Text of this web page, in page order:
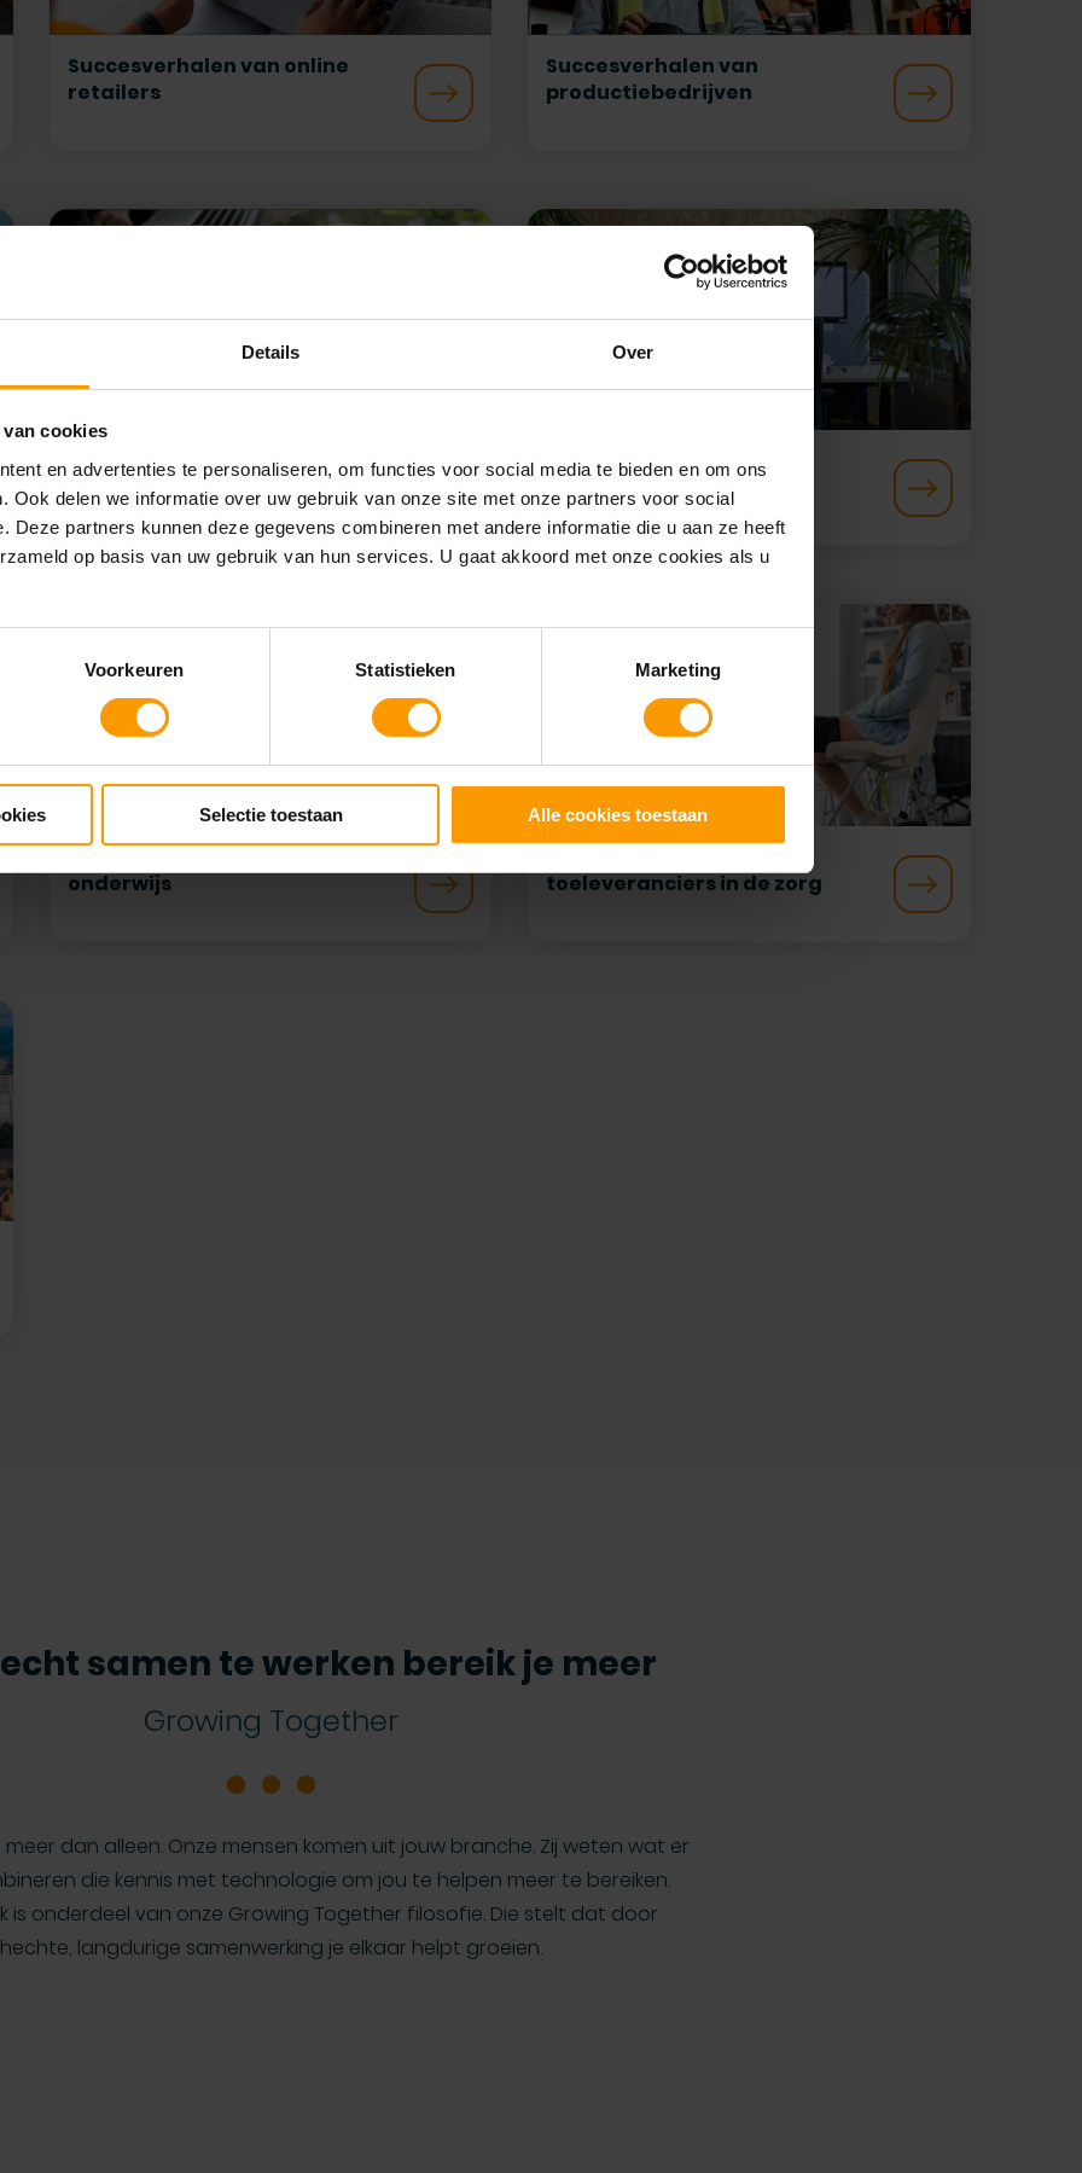
Details Over
cookies
en advertenties te personaliseren, om functies voor social media te bieden en om ons
Ook delen we informatie over uw gebruik van onze site met onze partners voor social
Deze partners kunnen deze gegevens combineren met andere informatie die u aan ze heeft
op basis van uw gebruik van hun services. U gaat akkoord met onze cookies als u
Voorkeuren Statistieken Marketing
Selectie toestaan Alle cookies toestaan
Succesverhalen van online
retailers
Succesverhalen van
productiebedrijven
Succesverhalen van
accountantskantoren
Succesverhalen van IT &
Consultancy bedrijven
onderwijs
toeleveranciers in de zorg
samen te werken bereik je meer
Growing Together
meer dan alleen. Onze mensen komen uit jouw branche. Zij weten wat er
die kennis met technologie om jou te helpen meer te bereiken.
is onderdeel van onze Growing Together filosofie. Die stelt dat door
hechte, langdurige samenwerking je elkaar helpt groeien.